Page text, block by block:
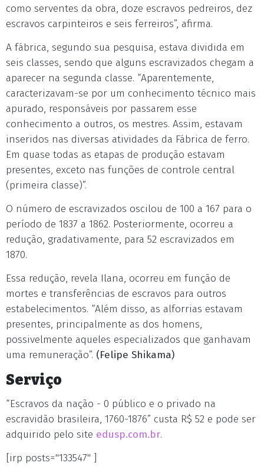
como serventes da obra, doze escravos pedreiros, dez
escravos carpinteiros e seis ferreiros”, afirma.
A fábrica, segundo sua pesquisa, estava dividida em
seis classes, sendo que alguns escravizados chegam a
aparecer na segunda classe. “Aparentemente,
caracterizavam-se por um conhecimento técnico mais
apurado, responsáveis por passarem esse
conhecimento a outros, os mestres. Assim, estavam
inseridos nas diversas atividades da Fábrica de ferro.
Em quase todas as etapas de produção estavam
presentes, exceto nas funções de controle central
(primeira classe)”.
O número de escravizados oscilou de 100 a 167 para o
período de 1837 a 1862. Posteriormente, ocorreu a
redução, gradativamente, para 52 escravizados em
1870.
Essa redução, revela Ilana, ocorreu em função de
mortes e transferências de escravos para outros
estabelecimentos. “Além disso, as alforrias estavam
presentes, principalmente as dos homens,
possivelmente aqueles especializados que ganhavam
uma remuneração”. (Felipe Shikama)
Serviço
“Escravos da nação - 0 público e o privado na
escravidão brasileira, 1760-1876” custa R$ 52 e pode ser
adquirido pelo site edusp.com.br.
[irp posts="133547" ]